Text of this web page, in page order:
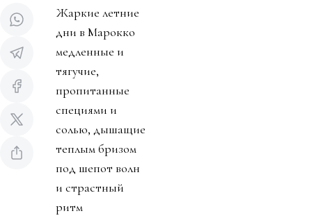
Жаркие летние
дни в Марокко
медленные и
тягучие,
пропитанные
специями и
солью, дышащие
теплым бризом
под шепот волн
и страстный
ритм